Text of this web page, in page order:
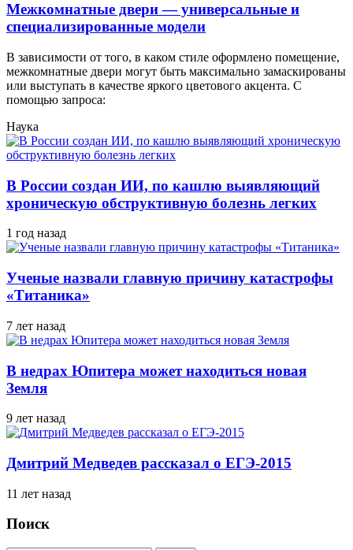
Межкомнатные двери — универсальные и
специализированные модели
В зависимости от того, в каком стиле оформлено помещение,
межкомнатные двери могут быть максимально замаскированы
или выступать в качестве яркого цветового акцента. С
помощью запроса:
Наука
В России создан ИИ, по кашлю выявляющий
хроническую обструктивную болезнь легких
1 год назад
Ученые назвали главную причину катастрофы
«Титаника»
7 лет назад
В недрах Юпитера может находиться новая
Земля
9 лет назад
Дмитрий Медведев рассказал о ЕГЭ-2015
11 лет назад
Поиск